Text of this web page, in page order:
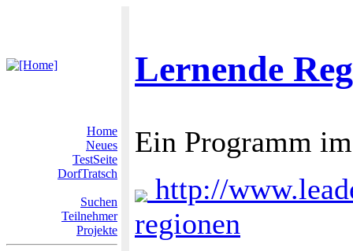
Lernende
Home
Neues
TestSeite
DorfTratsch
Suchen
Teilnehmer
Projekte
Ein Programm
http://
regionen